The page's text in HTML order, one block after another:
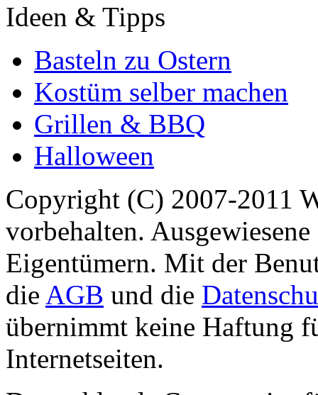
Ideen & Tipps
Basteln zu Ostern
Kostüm selber machen
Grillen & BBQ
Halloween
Copyright (C) 2007-2011
vorbehalten.
Eigentümern. Mit der
die AGB und die
übernimmt keine Haftung
Internetseiten.